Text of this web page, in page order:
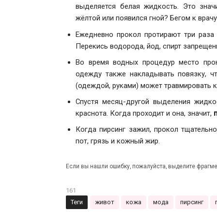
выделяется белая жидкость. Это
жёлтой или появился гной? Бегом к
Ежедневно прокол протирают три
Перекись водорода, йод, спирт
Во время водных процедур место
одежду также накладывать повязку,
(одеждой, руками) может травмировать
Спустя месяц-другой выделения
краснота. Когда проходит и она, значит,
Когда пирсинг зажил, прокол
пот, грязь и кожный жир.
Если вы нашли ошибку, пожалуйста, выделите
161
Теги
живот кожа мода пирсинг